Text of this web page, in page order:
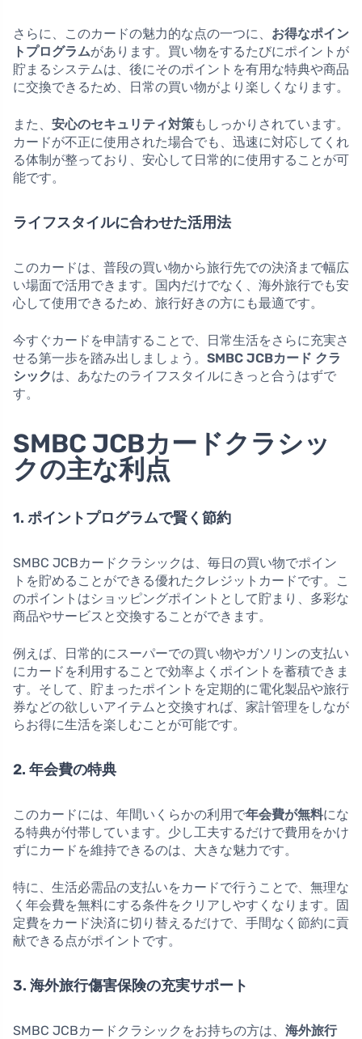
さらに、このカードの魅力的な点の一つに、 お得なポイン
トプログラムがあります。買い物をするたびにポイントが
貯まるシステムは、後にそのポイントを有用な特典や商品
に交換できるため、日常の買い物がより楽しくなります。
また、 安心のセキュリティ対策もしっかりされています。
カードが不正に使用された場合でも、迅速に対応してくれ
る体制が整っており、安心して日常的に使用することが可
能です。
ライフスタイルに合わせた活用法
このカードは、普段の買い物から旅行先での決済まで幅広
い場面で活用できます。国内だけでなく、海外旅行でも安
心して使用できるため、旅行好きの方にも最適です。
今すぐカードを申請することで、日常生活をさらに充実さ
せる第一歩を踏み出しましょう。 SMBC JCBカード クラ
シックは、あなたのライフスタイルにきっと合うはずで
す。
SMBC JCBカードクラシッ
クの主な利点
1. ポイントプログラムで賢く節約
SMBC JCBカードクラシックは、毎日の買い物でポイン
トを貯めることができる優れたクレジットカードです。こ
のポイントはショッピングポイントとして貯まり、多彩な
商品やサービスと交換することができます。
例えば、日常的にスーパーでの買い物やガソリンの支払い
にカードを利用することで効率よくポイントを蓄積できま
す。そして、貯まったポイントを定期的に電化製品や旅行
券などの欲しいアイテムと交換すれば、家計管理をしなが
らお得に生活を楽しむことが可能です。
2. 年会費の特典
このカードには、年間いくらかの利用で年会費が無料にな
る特典が付帯しています。少し工夫するだけで費用をかけ
ずにカードを維持できるのは、大きな魅力です。
特に、生活必需品の支払いをカードで行うことで、無理な
く年会費を無料にする条件をクリアしやすくなります。固
定費をカード決済に切り替えるだけで、手間なく節約に貢
献できる点がポイントです。
3. 海外旅行傷害保険の充実サポート
SMBC JCBカードクラシックをお持ちの方は、 海外旅行